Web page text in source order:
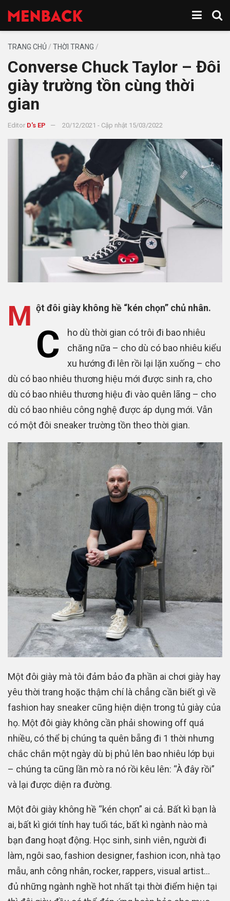
TRANG CHỦ / THỜI TRANG /
Converse Chuck Taylor – Đôi
giày trường tồn cùng thời
gian
Editor D's EP 20/12/2021 - Cập nhật 15/03/2022
M ột đôi giày không hề “kén chọn” chủ nhân.
C
ho dù thời gian có trôi đi bao nhiêu
chăng nữa – cho dù có bao nhiêu kiểu
xu hướng đi lên rồi lại lặn xuống – cho
dù có bao nhiêu thương hiệu mới được sinh ra, cho
dù có bao nhiêu thương hiệu đi vào quên lãng – cho
dù có bao nhiêu công nghệ được áp dụng mới. Vẫn
có một đôi sneaker trường tồn theo thời gian.
Một đôi giày mà tôi đảm bảo đa phần ai chơi giày hay
yêu thời trang hoặc thậm chí là chẳng cần biết gì về
fashion hay sneaker cũng hiện diện trong tủ giày của
họ. Một đôi giày không cần phải showing off quá
nhiều, có thể bị chúng ta quên bẵng đi 1 thời nhưng
chắc chắn một ngày dù bị phủ lên bao nhiêu lớp bụi
– chúng ta cũng lần mò ra nó rồi kêu lên: “À đây rồi”
và lại được diện ra đường.
Một đôi giày không hề “kén chọn” ai cả. Bất kì bạn là
ai, bất kì giới tính hay tuổi tác, bất kì ngành nào mà
bạn đang hoạt động. Học sinh, sinh viên, người đi
làm, ngôi sao, fashion designer, fashion icon, nhà tạo
mẫu, anh công nhân, rocker, rappers, visual artist…
đủ những ngành nghề hot nhất tại thời điểm hiện tại